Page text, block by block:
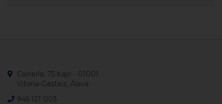
Correría, 75 bajo - 01001
Vitoria-Gasteiz, Álava
945 121 003